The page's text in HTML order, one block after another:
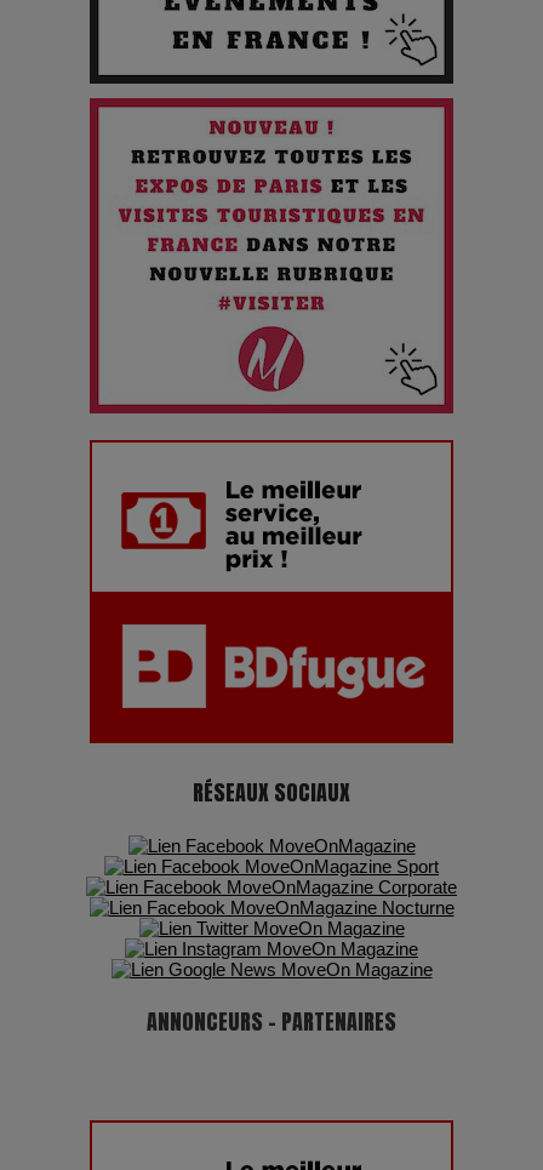
Quand l'Opéra Rencontre l'IA : Lola Volonakis, l'Artiste du
Paradoxe qui Chante le Futur
Chien 51 - Quand l’IA prend le pouvoir : une plongée dans un
futur troublant
Maïra Kerey, la “voix d’or du Kazakhstan”, célèbre ses 30
ans de carrière à la Salle Gaveau
Les dessous de la fast fashion : un désastre écologique en
Adieu Jean-Pat : rire au bord du précipice
RÉSEAUX SOCIAUX
ANNONCEURS - PARTENAIRES